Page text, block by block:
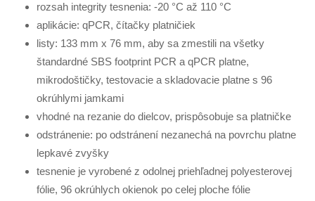
rozsah integrity tesnenia: -20 °C až 110 °C
aplikácie: qPCR, čítačky platničiek
listy: 133 mm x 76 mm, aby sa zmestili na všetky
štandardné SBS footprint PCR a qPCR platne,
mikrodoštičky, testovacie a skladovacie platne s 96
okrúhlymi jamkami
vhodné na rezanie do dielcov, prispôsobuje sa platničke
odstránenie: po odstránení nezanechá na povrchu platne
lepkavé zvyšky
tesnenie je vyrobené z odolnej priehľadnej polyesterovej
fólie, 96 okrúhlych okienok po celej ploche fólie